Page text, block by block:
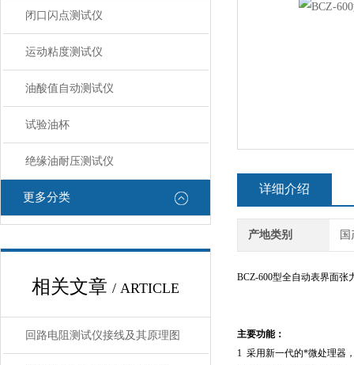
闭口闪点测试仪
运动粘度测试仪
油酸值自动测试仪
试验油杯
绝缘油耐压测试仪
更多分类
相关文章 / ARTICLE
回路电阻测试仪接线及其原理图
详细介绍
产地类别 国
BCZ-600型全自动表界面张
主要功能：
1 采用新一代的*微处理器